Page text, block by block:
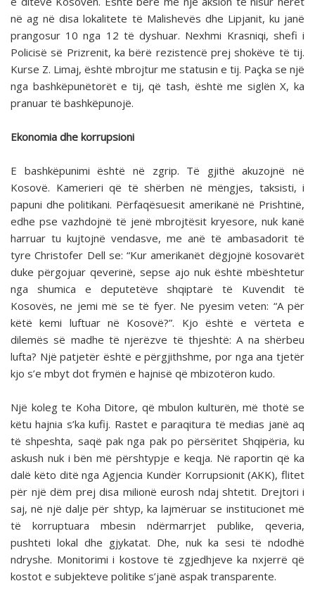
në ag në disa lokalitete të Malishevës dhe Lipjanit, ku janë
prangosur 10 nga 12 të dyshuar. Nexhmi Krasniqi, shefi i
Policisë së Prizrenit, ka bërë rezistencë prej shokëve të tij.
Kurse Z. Limaj, është mbrojtur me statusin e tij. Paçka se një
nga bashkëpunëtorët e tij, që tash, është me siglën X, ka
pranuar të bashkëpunojë.
Ekonomia dhe korrupsioni
E bashkëpunimi është në zgrip. Të gjithë akuzojnë në
Kosovë. Kamerieri që të shërben në mëngjes, taksisti, i
papuni dhe politikani. Përfaqësuesit amerikanë në Prishtinë,
edhe pse vazhdojnë të jenë mbrojtësit kryesore, nuk kanë
harruar tu kujtojnë vendasve, me anë të ambasadorit të
tyre Christofer Dell se: “Kur amerikanët dëgjojnë kosovarët
duke përgojuar qeverinë, sepse ajo nuk është mbështetur
nga shumica e deputetëve shqiptarë të Kuvendit të
Kosovës, ne jemi më se të fyer. Ne pyesim veten: “A për
këtë kemi luftuar në Kosovë?”. Kjo është e vërteta e
dilemës së madhe të njerëzve të thjeshtë: A na shërbeu
lufta? Një patjetër është e përgjithshme, por nga ana tjetër
kjo s’e mbyt dot frymën e hajnisë që mbizotëron kudo.
Një koleg te Koha Ditore, që mbulon kulturën, më thotë se
këtu hajnia s’ka kufij. Rastet e paraqitura të medias janë aq
të shpeshta, saqë pak nga pak po përsëritet Shqipëria, ku
askush nuk i bën më përshtypje e keqja. Në raportin që ka
dalë këto ditë nga Agjencia Kundër Korrupsionit (AKK), flitet
për një dëm prej disa milionë eurosh ndaj shtetit. Drejtori i
saj, në një dalje për shtyp, ka lajmëruar se institucionet më
të korruptuara mbesin ndërmarrjet publike, qeveria,
pushteti lokal dhe gjykatat. Dhe, nuk ka sesi të ndodhë
ndryshe. Monitorimi i kostove të zgjedhjeve ka nxjerrë që
kostot e subjekteve politike s’janë aspak transparente.